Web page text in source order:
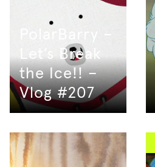
PolarBarry –
Let’s Break
the Ice!! –
Vlog #207